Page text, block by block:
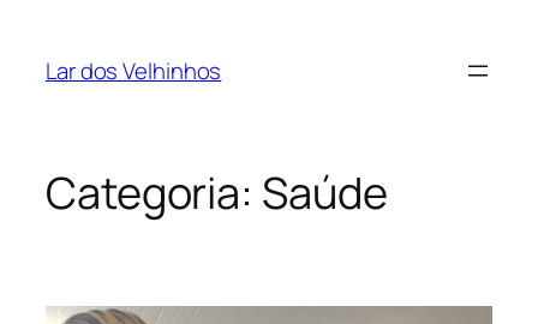
Lar dos Velhinhos
Categoria: Saúde